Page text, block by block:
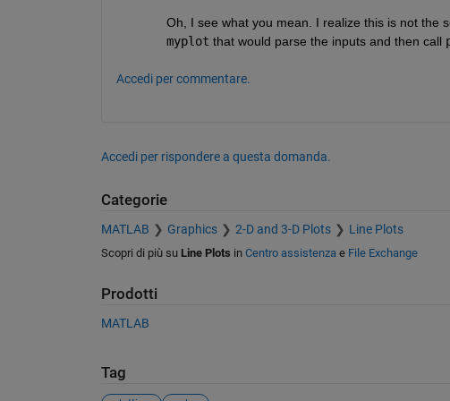
Oh, I see what you mean. I realize this is not the
myplot that would parse the inputs and then call
Accedi per commentare.
Accedi per rispondere a questa domanda.
Categorie
MATLAB Graphics 2-D and 3-D Plots Line Plots
Scopri di più su Line Plots in Centro assistenza e File Exchange
Prodotti
MATLAB
Tag